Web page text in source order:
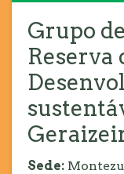
Grupo
Reserva
Sede: